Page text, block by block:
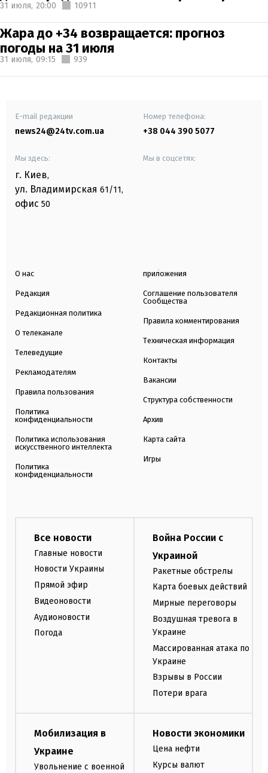
31 июля, 20:00 10911
Жара до +34 возвращается: прогноз
погоды на 31 июля
31 июля, 09:15 939
E-mail редакции
news24@24tv.com.ua
Номер телефона:
+38 044 390 5077
Мы здесь:
г. Киев,
ул. Владимирская 61/11,
офис 50
Мы в соцсетях:
О нас
Редакция
Редакционная политика
О телеканале
Телеведущие
Рекламодателям
Правила пользования
Политика
конфиденциальности
Политика использования
искусственного интеллекта
Политика
конфиденциальности
приложения
Соглашение пользователя
Сообщества
Правила комментирования
Техническая информация
Контакты
Вакансии
Структура собственности
Архив
Карта сайта
Игры
Все новости
Главные новости
Новости Украины
Прямой эфир
Видеоновости
Аудионовости
Погода
Война России с
Украиной
Ракетные обстрелы
Карта боевых действий
Мирные переговоры
Воздушная тревога в
Украине
Массированная атака по
Украине
Взрывы в России
Потери врага
Мобилизация в
Украине
Увольнение с военной
Новости экономики
Цена нефти
Курсы валют